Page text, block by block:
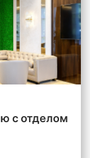
с отделом